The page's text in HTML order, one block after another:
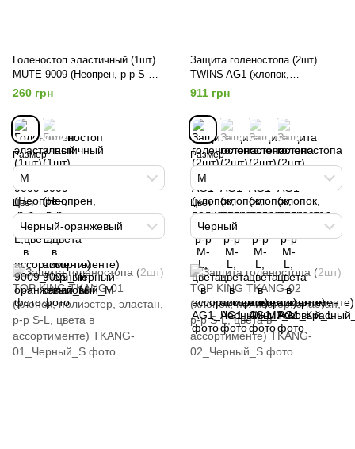
Голеностоп эластичный (1шт)
MUTE 9009 (Неопрен, р-р S-
L,цвета в ассортименте)
260 грн
Размер
M
Цвет
Черный-оранжевый
Защита голеностопа (2шт)
TWINS AG1 (хлопок,
полиэстер, эластан, р-р M-L,
цвета в ассортименте)
911 грн
Размер
M
Цвет
Черный